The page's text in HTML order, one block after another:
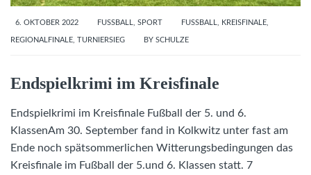
6. OKTOBER 2022 FUSSBALL SPORT FUSSBALL KREISFINALE
REGIONALFINALE TURNIERSIEG BY SCHULZE
Endspielkrimi im Kreisfinale
Endspielkrimi im Kreisfinale Fußball der 5. und 6.
KlassenAm 30. September fand in Kolkwitz unter fast am
Ende noch spätsommerlichen Witterungsbedingungen das
Kreisfinale im Fußball der 5.und 6. Klassen statt. 7